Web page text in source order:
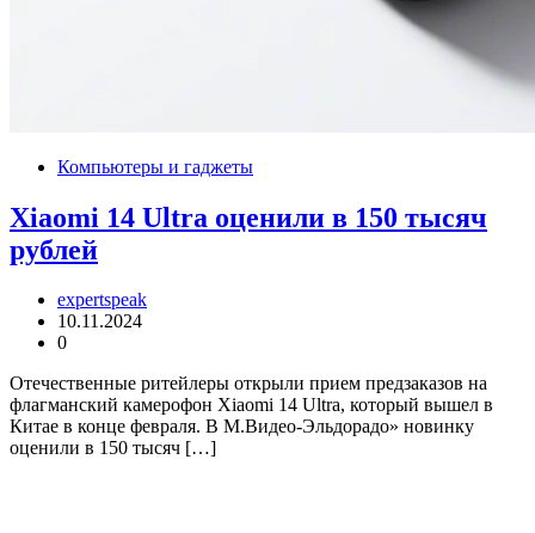
Компьютеры и гаджеты
Xiaomi 14 Ultra оценили в 150 тысяч
рублей
expertspeak
10.11.2024
0
Отечественные ритейлеры открыли прием предзаказов на
флагманский камерофон Xiaomi 14 Ultra, который вышел в
Китае в конце февраля. В М.Видео-Эльдорадо» новинку
оценили в 150 тысяч […]